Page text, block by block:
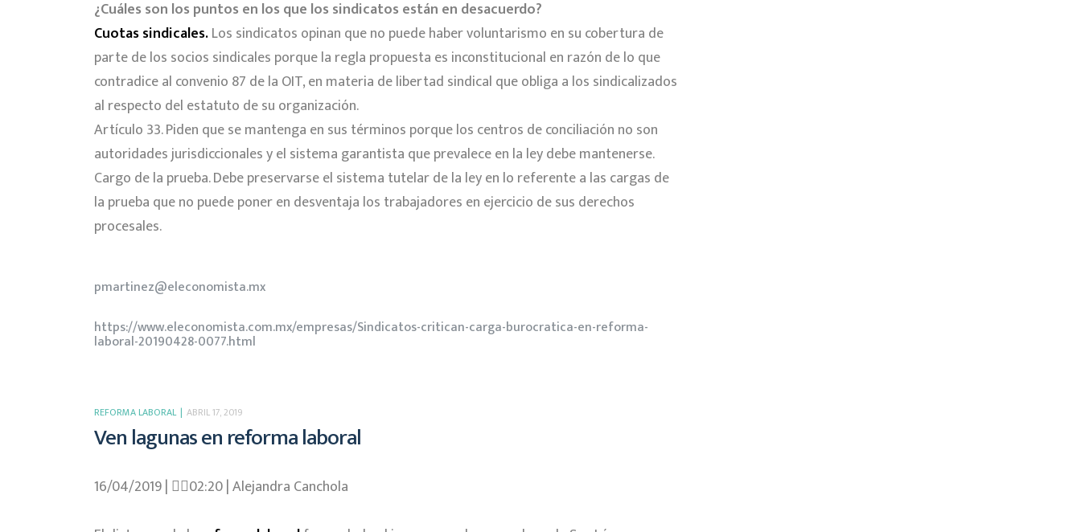
¿Cuáles son los puntos en los que los sindicatos están en desacuerdo?
Cuotas sindicales.Los sindicatos opinan que no puede haber voluntarismo en su cobertura de
parte de los socios sindicales porque la regla propuesta es inconstitucional en razón de lo que
contradice al convenio 87 de la OIT, en materia de libertad sindical que obliga a los sindicalizados
al respecto del estatuto de su organización.
Artículo 33. Piden que se mantenga en sus términos porque los centros de conciliación no son
autoridades jurisdiccionales y el sistema garantista que prevalece en la ley debe mantenerse.
Cargo de la prueba. Debe preservarse el sistema tutelar de la ley en lo referente a las cargas de
la prueba que no puede poner en desventaja los trabajadores en ejercicio de sus derechos
procesales.
pmartinez@eleconomista.mx
https://www.eleconomista.com.mx/empresas/Sindicatos-critican-carga-burocratica-en-reforma-
laboral-20190428-0077.html
REFORMA LABORAL ABRIL 17, 2019
Ven lagunas en reforma laboral
16/04/2019 | 􏰇􏰇02:20 | Alejandra Canchola